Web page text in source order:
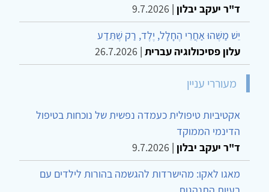
ד"ר יעקב יבלון |
9.7.2026
יֵשׁ מַשֶּׁהוּ אַחֲרֵי הֶחָלָל, יֶלֶד, רַק שֶׁתֵּדַע
עלון פסיכולוגיה עברית |
26.7.2026
מעוררי עניין
אקטיביות טיפולית כעמדה נפשית של נוכחות בטיפול
הדינמי הממוקד
ד"ר יעקב יבלון |
9.7.2026
מאגו לאקו: מהישרדות להגשמה בהורות לילדים עם